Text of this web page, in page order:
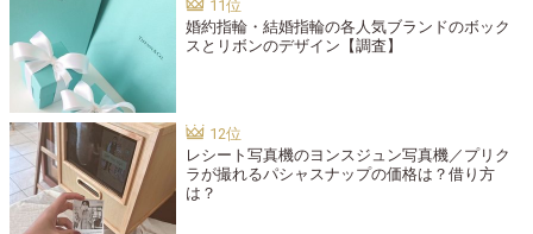
婚約指輪・結婚指輪の各人気ブランドのボック
スとリボンのデザイン【調査】
レシート写真機のヨンスジュン写真機／プリク
ラが撮れるパシャスナップの価格は？借り方
は？